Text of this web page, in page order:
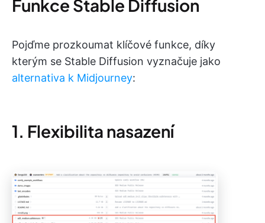
Funkce Stable Diffusion
Pojďme prozkoumat klíčové funkce, díky
kterým se Stable Diffusion vyznačuje jako
alternativa k Midjourney:
1. Flexibilita nasazení